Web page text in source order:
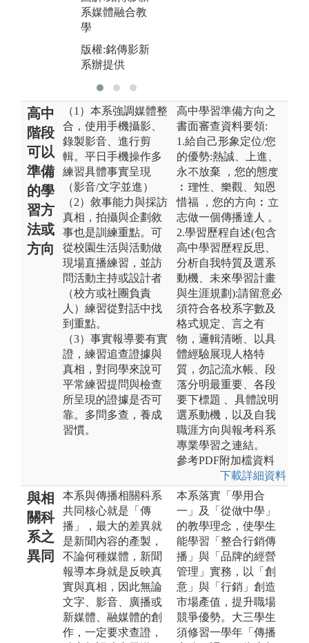
系媒體融合教
學
版權:銘傳影新
系辦提供
高中
階段
可以
準備
的學
習方
法或
方向
（1）本系強調媒體整
合，使用手機攝影、
錄製影音、進行剪
輯。平日手機操作多
練習具體事實呈現
（影音/文字並進）
（2）敘事能力與採訪
真相，拍攝與企劃敘
事也是訓練重點。可
從校園生活與活動做
現場直播練習，並訪
問活動主持或設計者
（校方或社團負責
人）練習從對話中找
到重點。
（3）事實報導要有實
證，練習追查證據與
真相，對同學來說可
平常練習提問與檢查
所呈現的證據是否可
靠。多問多查，養成
習慣。
高中學習準備方向之
書面審查資料要領:
1.給自己形象定位/您
的優勢:熱誠、上進、
永不放棄 ，您的態度
︰理性、樂觀、知恩
惜福 ，您的方向︰立
志做一個傳播達人 。
2.學習歷程自述(包含
高中學習歷程反思、
分析自我特質及選系
動機、未來學習計畫
與生涯規劃):請留意必
須符合各校系字數及
格式規定、言之有
物，邏輯清晰、以具
體經驗展現人格特
質，勿記流水帳、段
落分明最重要、各段
要下標題 、具體說明
選系動機，以及自我
職涯方向與報考科系
專業學習之連結。
參考PDF附加檔資料
下載詳細資料
與相
關科
系之
異同
本系與傳播相關科系
共同核心就是「傳
播」，最大的差異就
是新聞內容的產製，
不論何種媒體，新聞
報導本身就是反映真
實與真相，因此無論
文字、影音、廣播或
新媒體、融媒體的創
作，一定要求查證，
本系落實「學用合
一」及「從做中學」
的教學理念，使學生
能學習「整合行銷傳
播」與「品牌的經營
管理」實務，以「創
意」與「行銷」創造
市場產值，提升職場
競爭優勢。大三學生
須修習一學年「傳播